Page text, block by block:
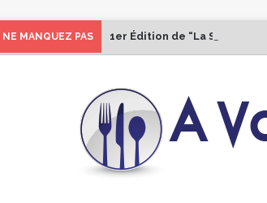
NE MANQUEZ PAS 1er Édition de “La Semaine